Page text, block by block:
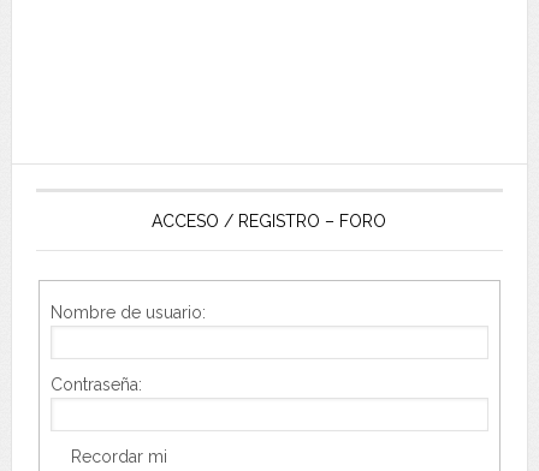
ACCESO / REGISTRO – FORO
Nombre de usuario:
Contraseña:
Recordar mi